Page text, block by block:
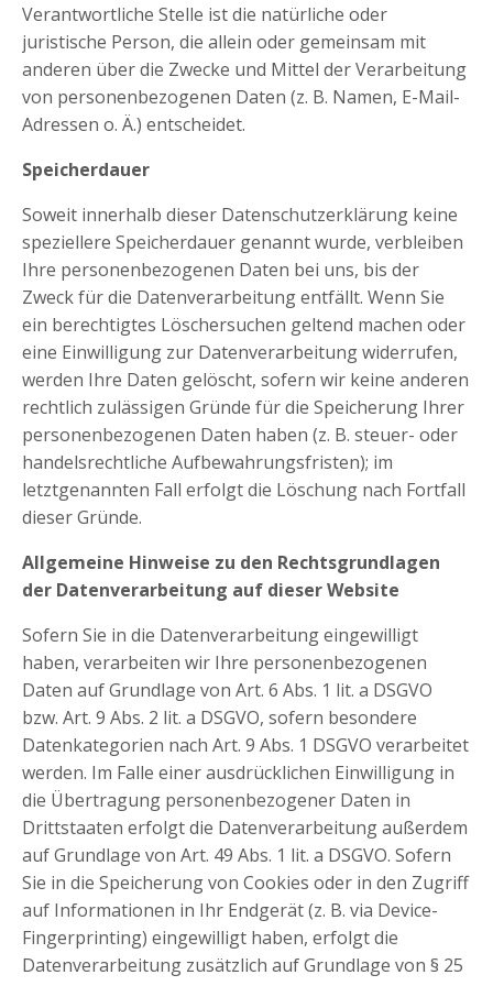
Verantwortliche Stelle ist die natürliche oder
juristische Person, die allein oder gemeinsam mit
anderen über die Zwecke und Mittel der Verarbeitung
von personenbezogenen Daten (z. B. Namen, E-Mail-
Adressen o. Ä.) entscheidet.
Speicherdauer
Soweit innerhalb dieser Datenschutzerklärung keine
speziellere Speicherdauer genannt wurde, verbleiben
Ihre personenbezogenen Daten bei uns, bis der
Zweck für die Datenverarbeitung entfällt. Wenn Sie
ein berechtigtes Löschersuchen geltend machen oder
eine Einwilligung zur Datenverarbeitung widerrufen,
werden Ihre Daten gelöscht, sofern wir keine anderen
rechtlich zulässigen Gründe für die Speicherung Ihrer
personenbezogenen Daten haben (z. B. steuer- oder
handelsrechtliche Aufbewahrungsfristen); im
letztgenannten Fall erfolgt die Löschung nach Fortfall
dieser Gründe.
Allgemeine Hinweise zu den Rechtsgrundlagen
der Datenverarbeitung auf dieser Website
Sofern Sie in die Datenverarbeitung eingewilligt
haben, verarbeiten wir Ihre personenbezogenen
Daten auf Grundlage von Art. 6 Abs. 1 lit. a DSGVO
bzw. Art. 9 Abs. 2 lit. a DSGVO, sofern besondere
Datenkategorien nach Art. 9 Abs. 1 DSGVO verarbeitet
werden. Im Falle einer ausdrücklichen Einwilligung in
die Übertragung personenbezogener Daten in
Drittstaaten erfolgt die Datenverarbeitung außerdem
auf Grundlage von Art. 49 Abs. 1 lit. a DSGVO. Sofern
Sie in die Speicherung von Cookies oder in den Zugriff
auf Informationen in Ihr Endgerät (z. B. via Device-
Fingerprinting) eingewilligt haben, erfolgt die
Datenverarbeitung zusätzlich auf Grundlage von § 25